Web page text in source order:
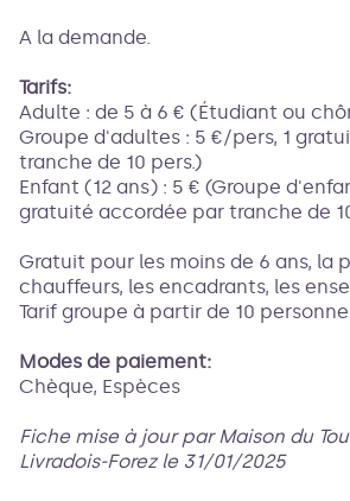
A la demande.
Tarifs:
Adulte : de 5 à 6 € (Étudiant ou
Groupe d'adultes : 5 €/pers, 1
tranche de 10 pers.)
Enfant (12 ans) : 5 € (Groupe
gratuité accordée par tranche de
Gratuit pour les moins de 6 ans, la
chauffeurs, les encadrants, les
Tarif groupe à partir de 10
Modes de paiement:
Chèque, Espèces
Fiche mise à jour par Maison du
Livradois-Forez le 31/01/2025